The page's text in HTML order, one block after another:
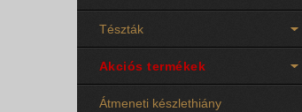
Tészták
Akciós termékek
Átmeneti készlethiány